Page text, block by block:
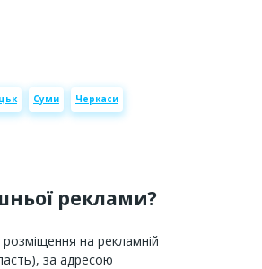
Суми Черкаси
реклами?
на рекламній
за адресою